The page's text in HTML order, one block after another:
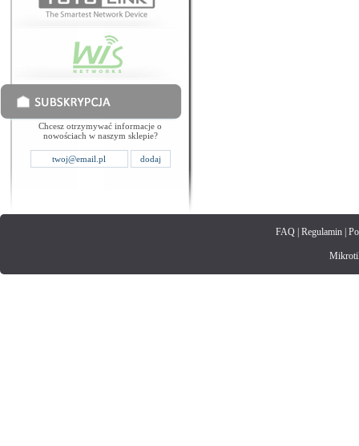
Chcesz otrzymywać informacje o
nowościach w naszym sklepie?
FAQ| Regulamin|